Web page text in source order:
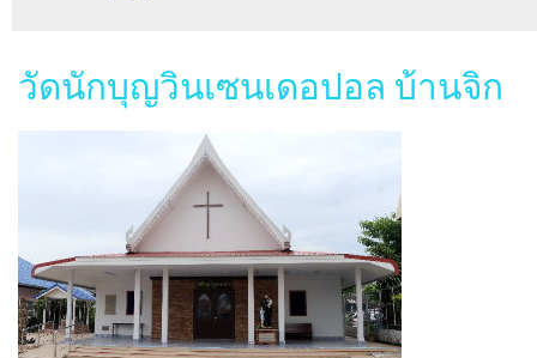
วัดนักบุญวินเซนเดอปอล บ้านจิก